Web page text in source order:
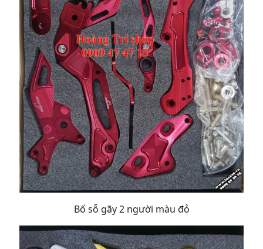
Bố sỗ gãy 2 người màu đỏ